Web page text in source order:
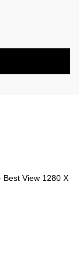
Best View 1280 X